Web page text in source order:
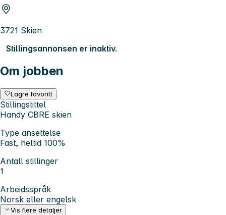
3721 Skien
Stillingsannonsen er inaktiv.
Om jobben
Lagre favoritt
Stillingstittel
Handy CBRE skien
Type ansettelse
Fast, heltid 100%
Antall stillinger
1
Arbeidsspråk
Norsk eller engelsk
Vis flere detaljer